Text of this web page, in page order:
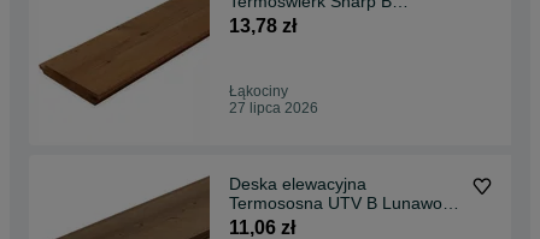
Lunawood 20x142
13,78 zł
Łąkociny
27 lipca 2026
Deska elewacyjna
Termososna UTV B Lunawood
19x140
11,06 zł